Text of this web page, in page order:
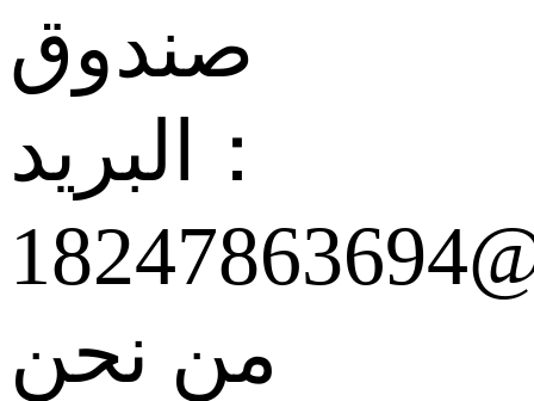
صندوق
البريد：
من نحن